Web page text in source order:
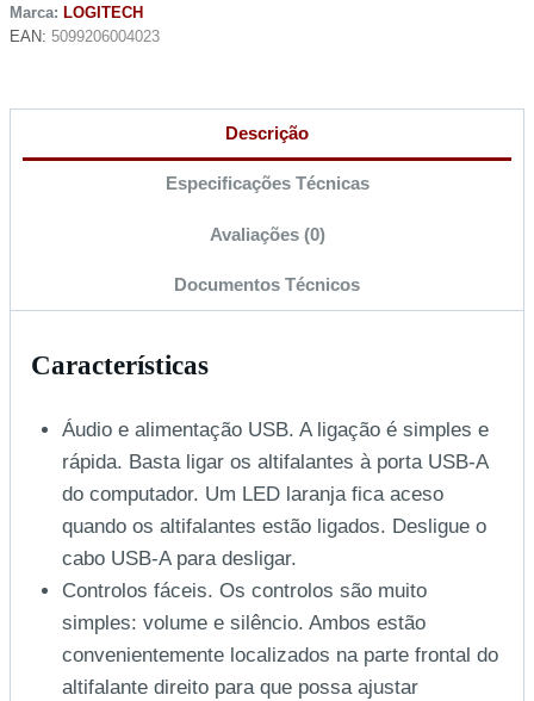
Marca: LOGITECH
EAN: 5099206004023
Descrição
Especificações Técnicas
Avaliações (0)
Documentos Técnicos
Características
Áudio e alimentação USB. A ligação é simples e
rápida. Basta ligar os altifalantes à porta USB-A
do computador. Um LED laranja fica aceso
quando os altifalantes estão ligados. Desligue o
cabo USB-A para desligar.
Controlos fáceis. Os controlos são muito
simples: volume e silêncio. Ambos estão
convenientemente localizados na parte frontal do
altifalante direito para que possa ajustar